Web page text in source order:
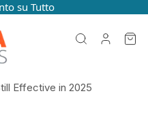
su Tutto
Effective in 2025